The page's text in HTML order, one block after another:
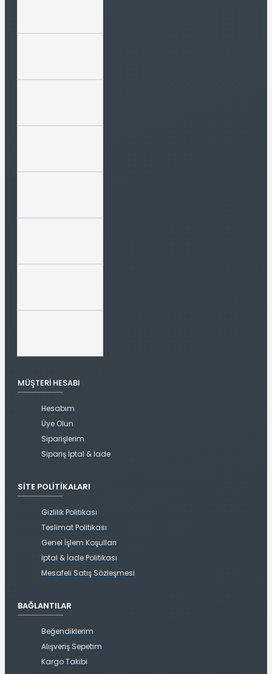
MÜŞTERI HESABI
Hesabım
Üye Olun
Siparişlerim
Sipariş İptal & İade
SITE POLITIKALARI
Gizlilik Politikası
Teslimat Politikası
Genel İşlem Koşulları
İptal & İade Politikası
Mesafeli Satış Sözleşmesi
BAĞLANTILAR
Beğendiklerim
Alışveriş Sepetim
Kargo Takibi